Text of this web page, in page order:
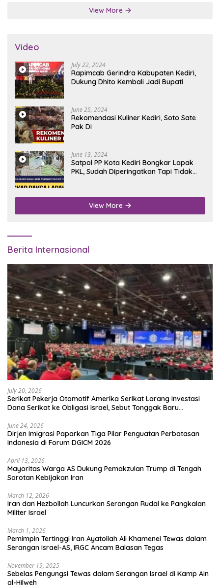
View More
Video
July 22, 2024
Rapimcab Gerindra Kabupaten Kediri,
Dukung Dhito Kembali Jadi Bupati
June 25, 2024
Rekomendasi Kuliner Kediri, Soto Sate
Pak Di
June 13, 2024
Satpol PP Kota Kediri Bongkar Lapak
PKL, Sudah Diperingatkan Tapi Tidak
View More
Berita Internasional
July 20, 2026
Serikat Pekerja Otomotif Amerika Serikat Larang Investasi
Dana Serikat ke Obligasi Israel, Sebut Tonggak Baru
June 24, 2026
Dirjen Imigrasi Paparkan Tiga Pilar Penguatan Perbatasan
Indonesia di Forum DGICM 2026
April 13, 2026
Mayoritas Warga AS Dukung Pemakzulan Trump di Tengah
Sorotan Kebijakan Iran
March 12, 2026
Iran dan Hezbollah Luncurkan Serangan Rudal ke Pangkalan
Militer Israel
March 1, 2026
Pemimpin Tertinggi Iran Ayatollah Ali Khamenei Tewas dalam
Serangan Israel-AS, IRGC Ancam Balasan Tegas
November 19, 2025
Sebelas Pengungsi Tewas dalam Serangan Israel di Kamp Ain
al-Hilweh